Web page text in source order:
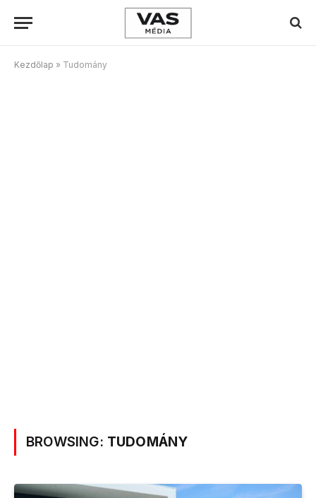
Kezdőlap » Tudomány
BROWSING: TUDOMÁNY